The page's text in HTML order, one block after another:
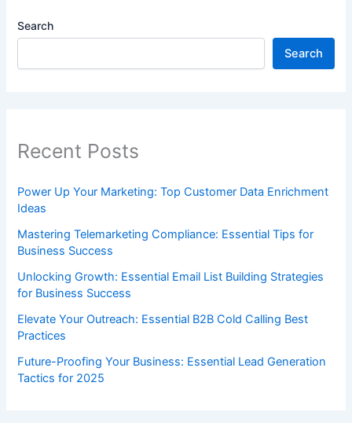
Search
Search
Recent Posts
Power Up Your Marketing: Top Customer Data Enrichment
Ideas
Mastering Telemarketing Compliance: Essential Tips for
Business Success
Unlocking Growth: Essential Email List Building Strategies
for Business Success
Elevate Your Outreach: Essential B2B Cold Calling Best
Practices
Future-Proofing Your Business: Essential Lead Generation
Tactics for 2025